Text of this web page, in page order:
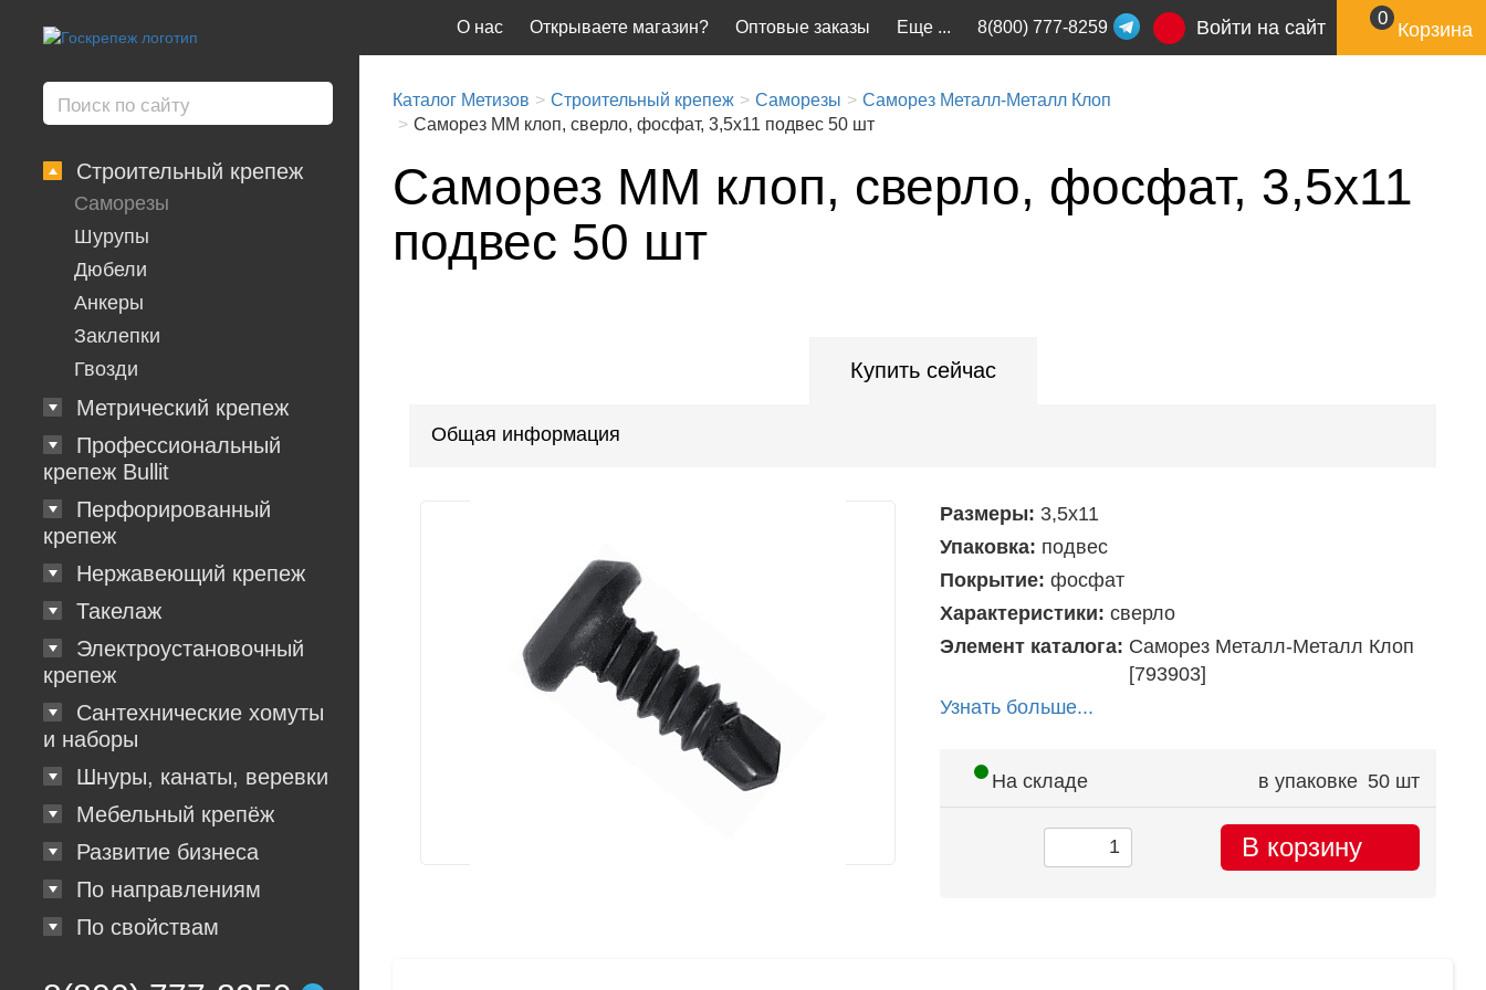
Строительный крепеж
Саморезы
Шурупы
Дюбели
Анкеры
Заклепки
Гвозди
Метрический крепеж
Профессиональный
крепеж Bullit
Перфорированный
крепеж
Нержавеющий крепеж
Такелаж
Электроустановочный
крепеж
Сантехнические хомуты
и наборы
Шнуры, канаты, веревки
Мебельный крепёж
Развитие бизнеса
По направлениям
По свойствам
Еще ...
О нас Открываете магазин? Оптовые заказы 8(800) 777-8259 Войти на сайт 0
Корзина
Каталог Метизов Строительный крепеж Саморезы
Саморез Металл-Металл Клоп
Саморез ММ клоп, сверло, фосфат, 3,5x11 подвес 50 шт
Саморез ММ клоп, сверло, фосфат, 3,5x11
подвес 50 шт
Купить сейчас
Общая информация
Размеры: 3,5х11
Упаковка: подвес
Покрытие: фосфат
Характеристики: сверло
Элемент каталога: Саморез Металл-Металл Клоп
[793903]
Узнать больше...
На складе в упаковке 50 шт
В корзину